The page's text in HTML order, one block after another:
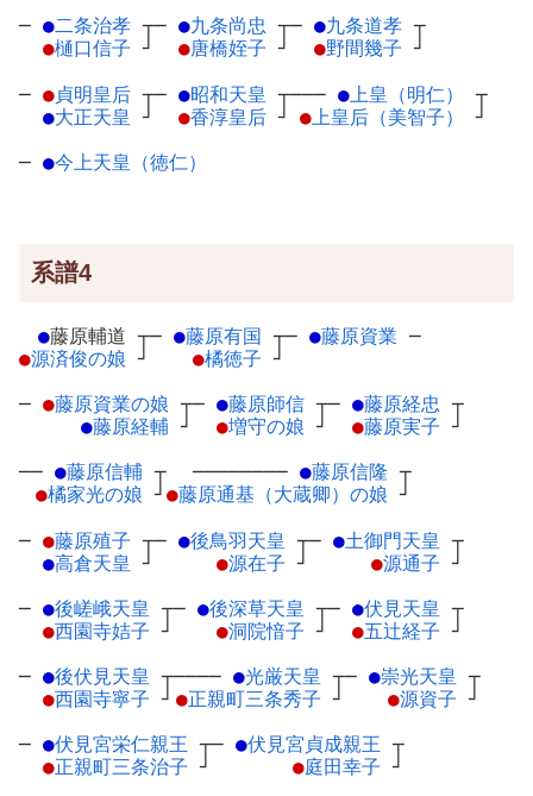
─ ●二条治孝 ┬
●樋口信子 ┘
─ ●九条尚忠 ┬
●唐橋姪子 ┘
─ ●九条道孝 ┬
●野間幾子 ┘
─ ●貞明皇后 ┬
●大正天皇 ┘
─ ●昭和天皇 ┬
●香淳皇后 ┘
─── ● 上皇（明仁）
┬
● 上皇后（美智子） ┘
─ ●今上天皇（徳仁）
系譜4
●藤原輔道 ┬
●源済俊の娘 ┘
─ ●藤原有国 ┬
●橘徳子 ┘
─ ●藤原資業 ─
─ ●藤原資業の娘 ┬
●藤原経輔 ┘
─ ●藤原師信 ┬
●増守の娘 ┘
─ ●藤原経忠 ┬
●藤原実子 ┘
── ●藤原信輔 ┬
●橘家光の娘 ┘
──────── ●藤原信隆 ┬
●藤原通基（大蔵卿）の娘 ┘
─ ●藤原殖子 ┬
●高倉天皇 ┘
─ ●後鳥羽天皇 ┬
●源在子 ┘
─ ●土御門天皇 ┬
●源通子 ┘
─ ●後嵯峨天皇 ┬
●西園寺姞子 ┘
─ ●後深草天皇 ┬
●洞院愔子 ┘
─ ●伏見天皇 ┬
●五辻経子 ┘
─ ●後伏見天皇 ┬
●西園寺寧子 ┘
──── ●光厳天皇 ┬
●正親町三条秀子 ┘
─ ●崇光天皇 ┬
●源資子 ┘
─ ●伏見宮栄仁親王 ┬
●正親町三条治子 ┘
─ ●伏見宮貞成親王 ┬
●庭田幸子 ┘